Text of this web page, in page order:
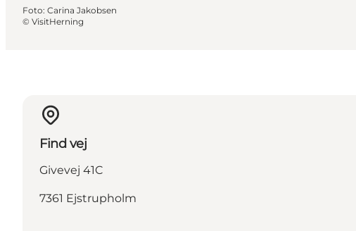
Foto: Carina Jakobsen
© VisitHerning
Find vej
Givevej 41C
7361 Ejstrupholm